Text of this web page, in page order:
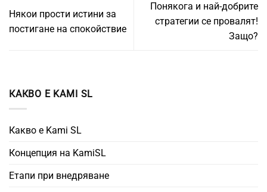
Някои прости истини за
постигане на спокойствие
Понякога и най-добрите
стратегии се провалят!
Защо?
КАКВО Е KAMI SL
Какво е Kami SL
Концепция на KamiSL
Етапи при внедряване